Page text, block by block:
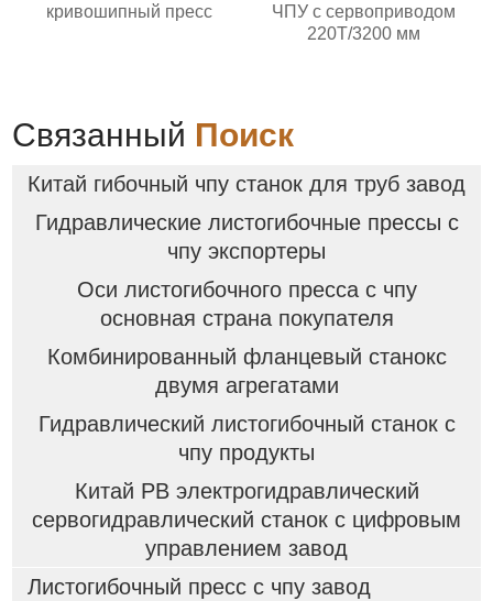
кривошипный пресс
ЧПУ с сервоприводом
220T/3200 мм
Связанный Поиск
Китай гибочный чпу станок для труб завод
Гидравлические листогибочные прессы с
чпу экспортеры
Оси листогибочного пресса с чпу
основная страна покупателя
Комбинированный фланцевый станокс
двумя агрегатами
Гидравлический листогибочный станок с
чпу продукты
Китай PB электрогидравлический
сервогидравлический станок с цифровым
управлением завод
Листогибочный пресс с чпу завод